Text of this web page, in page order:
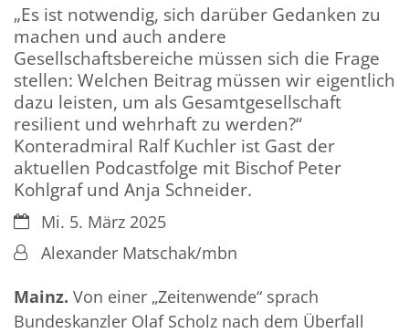
„Es ist notwendig, sich darüber Gedanken zu
machen und auch andere
Gesellschaftsbereiche müssen sich die Frage
stellen: Welchen Beitrag müssen wir eigentlich
dazu leisten, um als Gesamtgesellschaft
resilient und wehrhaft zu werden?“
Konteradmiral Ralf Kuchler ist Gast der
aktuellen Podcastfolge mit Bischof Peter
Kohlgraf und Anja Schneider.
Datum:Mi. 5. März 2025
Von:Alexander Matschak/mbn
Mainz. Von einer „Zeitenwende“ sprach
Bundeskanzler Olaf Scholz nach dem Überfall